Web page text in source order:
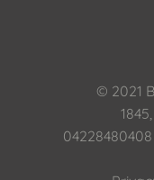
© 2021